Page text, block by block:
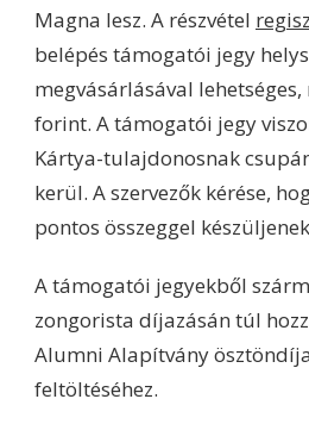
Magna lesz. A részvétel
belépés támogatói jegy
megvásárlásával
forint. A támogatói jegy
Kártya-tulajdonosnak
kerül. A szervezők kérése,
pontos összeggel
A támogatói jegyekből
zongorista díjazásán túl
Alumni Alapítvány
feltöltéséhez.